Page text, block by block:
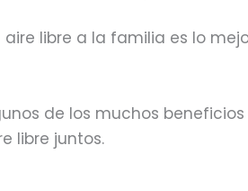
libre a la familia es lo
de los muchos
libre juntos.